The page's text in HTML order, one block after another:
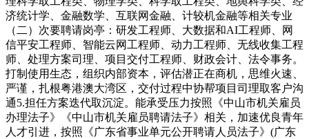
济统计学、金融数学、互联网金融、计较机金融等相关专业
（二）次要聘请岗亭：研发工程师、大数据和AI工程师、网
信平安工程师、智能云网工程师、动力工程师、无线收集工程
师、处理方案司理、项目交付工程师、财政会计、法令事务。
打制使用生态，组织内部资本，评估潜正在商机，思维火速、
严谨，扎根粤港澳大湾区，交付过程中协帮项目司理取客户沟
通5.担任方案迭代取沉淀。能承受压力按照《中山市机关雇员
办理法子》《中山市机关雇员聘请法子》相关，加速优良青年
人才引进，按照《广东省事业单元公开聘请人员法子》(广东